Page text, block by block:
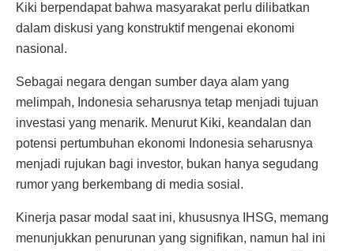
Kiki berpendapat bahwa masyarakat perlu dilibatkan
dalam diskusi yang konstruktif mengenai ekonomi
nasional.
Sebagai negara dengan sumber daya alam yang
melimpah, Indonesia seharusnya tetap menjadi tujuan
investasi yang menarik. Menurut Kiki, keandalan dan
potensi pertumbuhan ekonomi Indonesia seharusnya
menjadi rujukan bagi investor, bukan hanya segudang
rumor yang berkembang di media sosial.
Kinerja pasar modal saat ini, khususnya IHSG, memang
menunjukkan penurunan yang signifikan, namun hal ini